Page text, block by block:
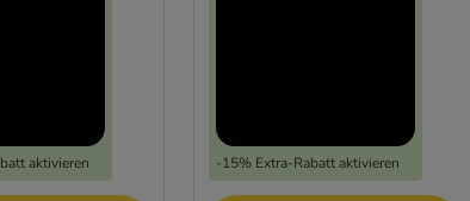
aktivieren -15% Extra-Rabatt aktivieren